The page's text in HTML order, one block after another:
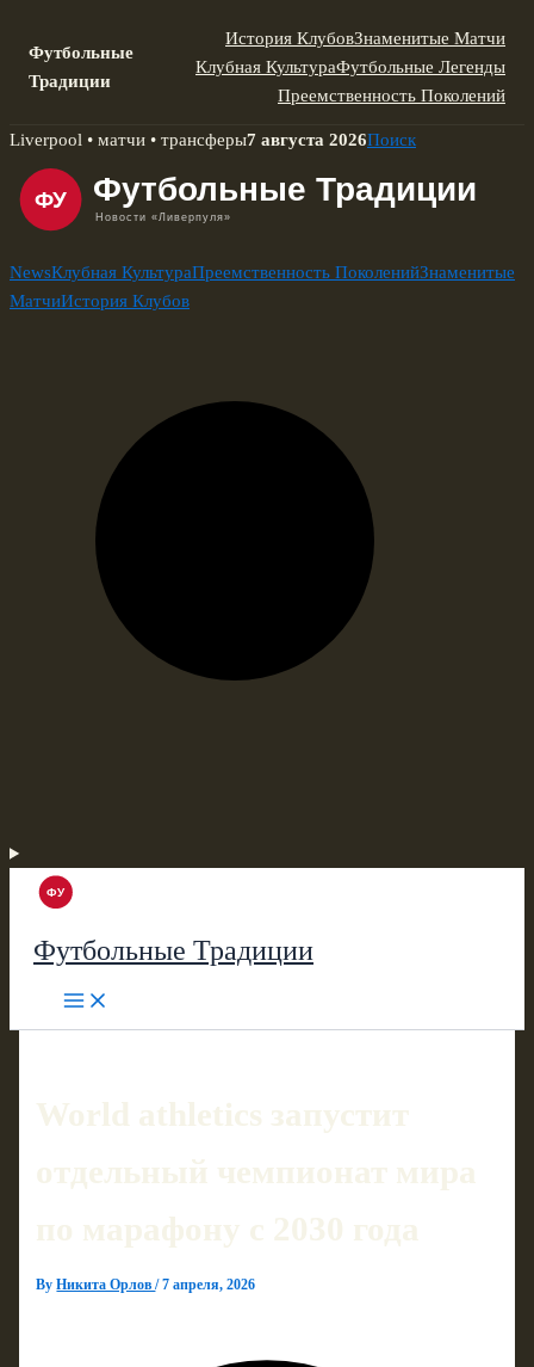
Футбольные
Традиции
История КлубовЗнаменитые Матчи
Клубная КультураФутбольные Легенды
Преемственность Поколений
Skip
content
Liverpool • матчи • трансферы7 августа 2026Поиск
NewsКлубная КультураПреемственность ПоколенийЗнаменитые
МатчиИстория Клубов
Футбольные Традиции
World athletics запустит
отдельный чемпионат мира
по марафону с 2030 года
ByНикита Орлов/7 апреля, 2026